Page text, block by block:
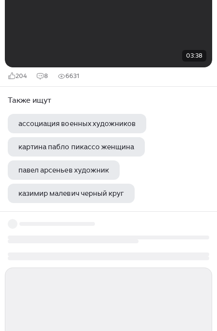
03:38
204 8 6631
Также ищут
ассоциация военных художников
картина пабло пикассо женщина
павел арсеньев художник
казимир малевич черный круг